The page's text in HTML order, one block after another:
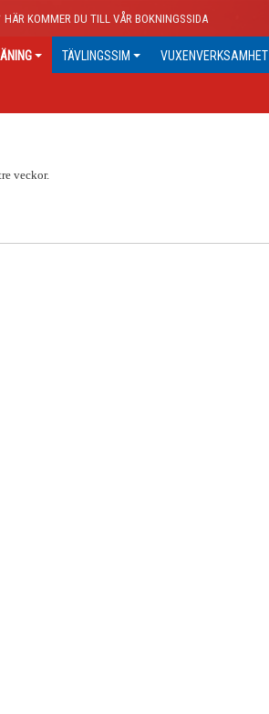
HÄR KOMMER DU TILL VÅR BOKNINGSSIDA
TÄVLINGSSIM VUXENVERKSAMHET
veckor.